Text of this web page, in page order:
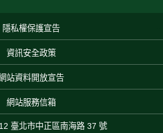
隱私權保護宣告
資訊安全政策
站資料開放宣告
網站服務信箱
臺北市中正區南海路 37 號